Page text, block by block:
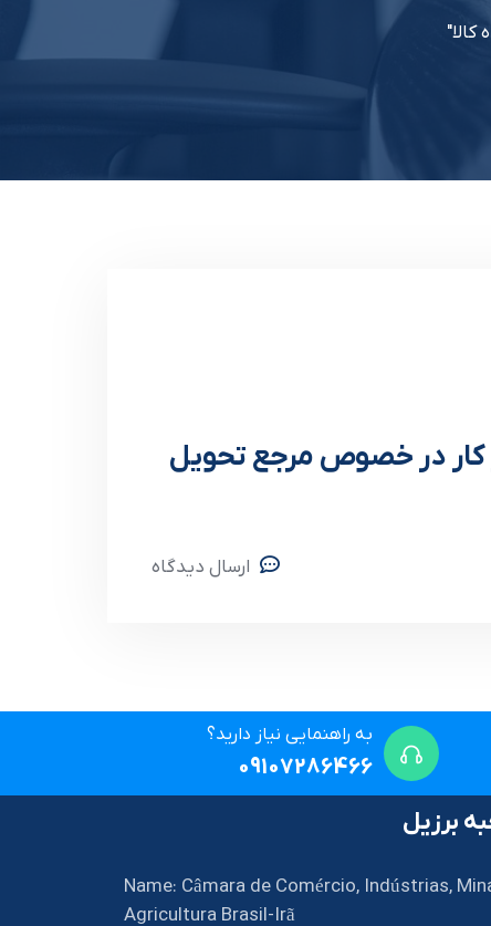
کار در خصوص مرجع تحویل
ارسال دیدگاه
به راهنمایی نیاز دارید؟
09107286466
برزیل
Name: Câmara de Comércio, Indústrias,
Agricultura Brasil-Irã